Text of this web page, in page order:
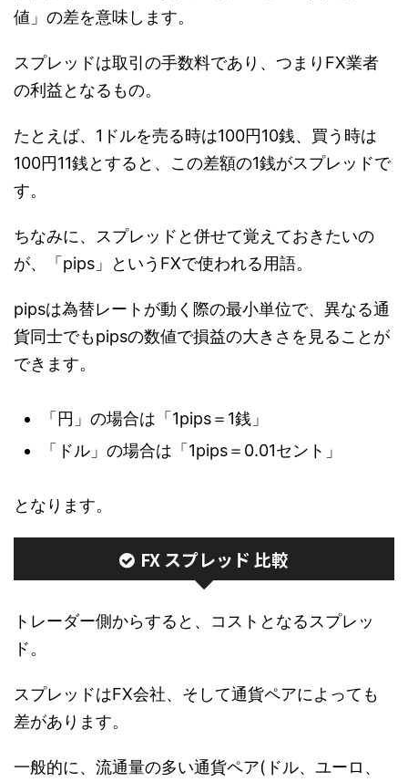
値」の差を意味します。
スプレッドは取引の手数料であり、つまりFX業者
の利益となるもの。
たとえば、1ドルを売る時は100円10銭、買う時は
100円11銭とすると、この差額の1銭がスプレッドで
す。
ちなみに、スプレッドと併せて覚えておきたいの
が、「pips」というFXで使われる用語。
pipsは為替レートが動く際の最小単位で、異なる通
貨同士でもpipsの数値で損益の大きさを見ることが
できます。
「円」の場合は「1pips＝1銭」
「ドル」の場合は「1pips＝0.01セント」
となります。
FX スプレッド 比較
トレーダー側からすると、コストとなるスプレッ
ド。
スプレッドはFX会社、そして通貨ペアによっても
差があります。
一般的に、流通量の多い通貨ペア(ドル、ユーロ、